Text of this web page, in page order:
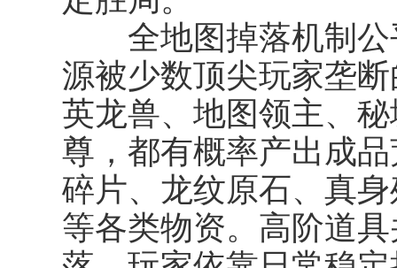
全地图掉落机制公
源被少数顶尖玩家垄
英龙兽、地图领主、
尊，都有概率产出成
碎片、龙纹原石、真
等各类物资。高阶道